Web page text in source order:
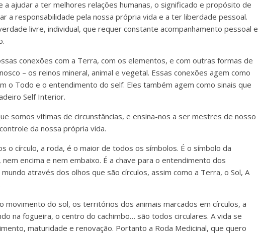
ajudar a ter melhores relações humanas, o significado e propósito de
a responsabilidade pela nossa própria vida e a ter liberdade pessoal.
livre, individual, que requer constante acompanhamento pessoal e
conexões com a Terra, com os elementos, e com outras formas de
– os reinos mineral, animal e vegetal. Essas conexões agem como
o Todo e o entendimento do self. Eles também agem como sinais que
Self Interior.
somos vítimas de circunstâncias, e ensina-nos a ser mestres de nosso
da nossa própria vida.
o círculo, a roda, é o maior de todos os símbolos. É o símbolo da
encima e nem embaixo. É a chave para o entendimento dos
através dos olhos que são círculos, assim como a Terra, o Sol, A
movimento do sol, os territórios dos animais marcados em círculos, a
na fogueira, o centro do cachimbo… são todos circulares. A vida se
maturidade e renovação. Portanto a Roda Medicinal, que quero